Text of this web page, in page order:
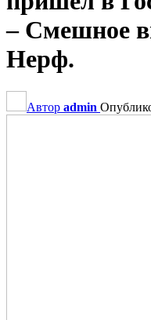
– Смешное
Нерф.
Автор admin